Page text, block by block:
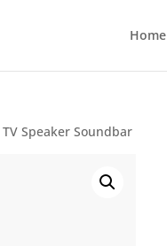
Home
Speaker Soundbar